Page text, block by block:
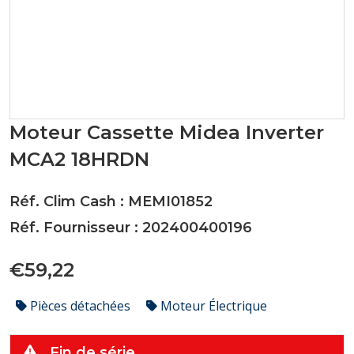
Moteur Cassette Midea Inverter
MCA2 18HRDN
Réf. Clim Cash : MEMI01852
Réf. Fournisseur : 202400400196
€59,22
Pièces détachées Moteur Électrique